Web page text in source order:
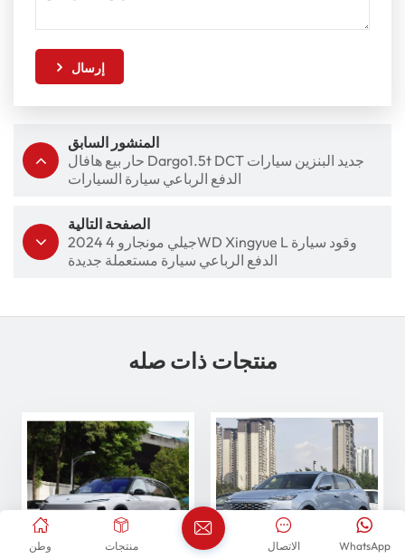
إرسال
المنشور السابق
حار بيع هافال Dargo1.5t DCT جديد البنزين سيارات
الدفع الرباعي سيارة السيارات
الصفحة التالية
2024 جيلي مونجارو 4WD Xingyue L وقود سيارة
الدفع الرباعي سيارة مستعملة جديدة
منتجات ذات صله
وطن منتجات WhatsApp الاتصال